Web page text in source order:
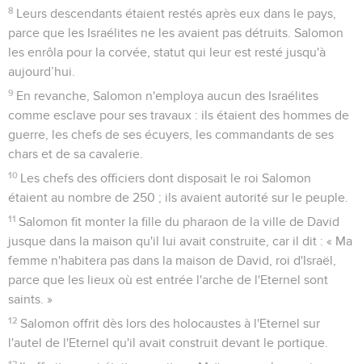
8 Leurs descendants étaient restés après eux dans le pays,
parce que les Israélites ne les avaient pas détruits. Salomon
les enrôla pour la corvée, statut qui leur est resté jusqu'à
aujourd’hui.
9 En revanche, Salomon n'employa aucun des Israélites
comme esclave pour ses travaux : ils étaient des hommes de
guerre, les chefs de ses écuyers, les commandants de ses
chars et de sa cavalerie.
10 Les chefs des officiers dont disposait le roi Salomon
étaient au nombre de 250 ; ils avaient autorité sur le peuple.
11 Salomon fit monter la fille du pharaon de la ville de David
jusque dans la maison qu'il lui avait construite, car il dit : « Ma
femme n'habitera pas dans la maison de David, roi d'Israël,
parce que les lieux où est entrée l'arche de l'Eternel sont
saints. »
12 Salomon offrit dès lors des holocaustes à l'Eternel sur
l'autel de l'Eternel qu'il avait construit devant le portique.